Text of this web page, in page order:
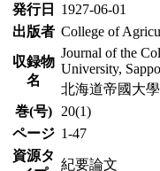
発行日
1927-06-01
出版者 College of
収録物
名
Journal of the
University,
北海道帝國大
巻(号)
20(1)
ページ 1-47
資源タ
紀要論文